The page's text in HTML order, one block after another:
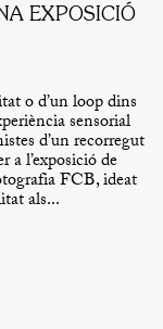
EXPOSICIÓ
o d’un loop dins
sensorial
d’un recorregut
a l’exposició de
FCB, ideat
als...